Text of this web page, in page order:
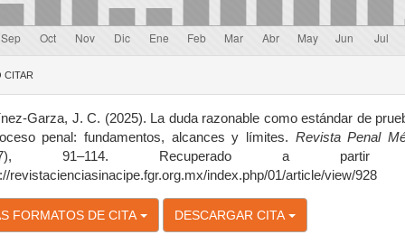
CITAR
Garza, J. C. (2025). La duda razonable como estándar de
penal: fundamentos, alcances y límites. Revista Penal
91–114. Recuperado a partir
revistacienciasinacipe.fgr.org.mx/index.php/01/article/view/928
FORMATOS DE CITA DESCARGAR CITA